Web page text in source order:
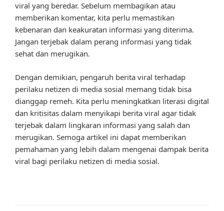
viral yang beredar. Sebelum membagikan atau
memberikan komentar, kita perlu memastikan
kebenaran dan keakuratan informasi yang diterima.
Jangan terjebak dalam perang informasi yang tidak
sehat dan merugikan.
Dengan demikian, pengaruh berita viral terhadap
perilaku netizen di media sosial memang tidak bisa
dianggap remeh. Kita perlu meningkatkan literasi digital
dan kritisitas dalam menyikapi berita viral agar tidak
terjebak dalam lingkaran informasi yang salah dan
merugikan. Semoga artikel ini dapat memberikan
pemahaman yang lebih dalam mengenai dampak berita
viral bagi perilaku netizen di media sosial.